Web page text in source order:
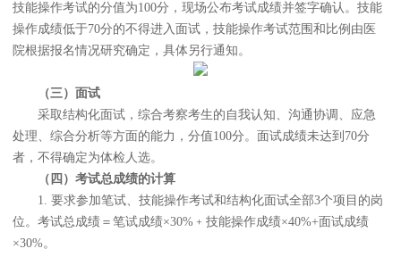
技能操作考试的分值为100分，现场公布考试成绩并签字确认。技能
操作成绩低于70分的不得进入面试，技能操作考试范围和比例由医
院根据报名情况研究确定，具体另行通知。
（三）面试
采取结构化面试，综合考察考生的自我认知、沟通协调、应急
处理、综合分析等方面的能力，分值100分。面试成绩未达到70分
者，不得确定为体检人选。
（四）考试总成绩的计算
1. 要求参加笔试、技能操作考试和结构化面试全部3个项目的岗
位。考试总成绩＝笔试成绩×30%﹢技能操作成绩×40%+面试成绩
×30%。